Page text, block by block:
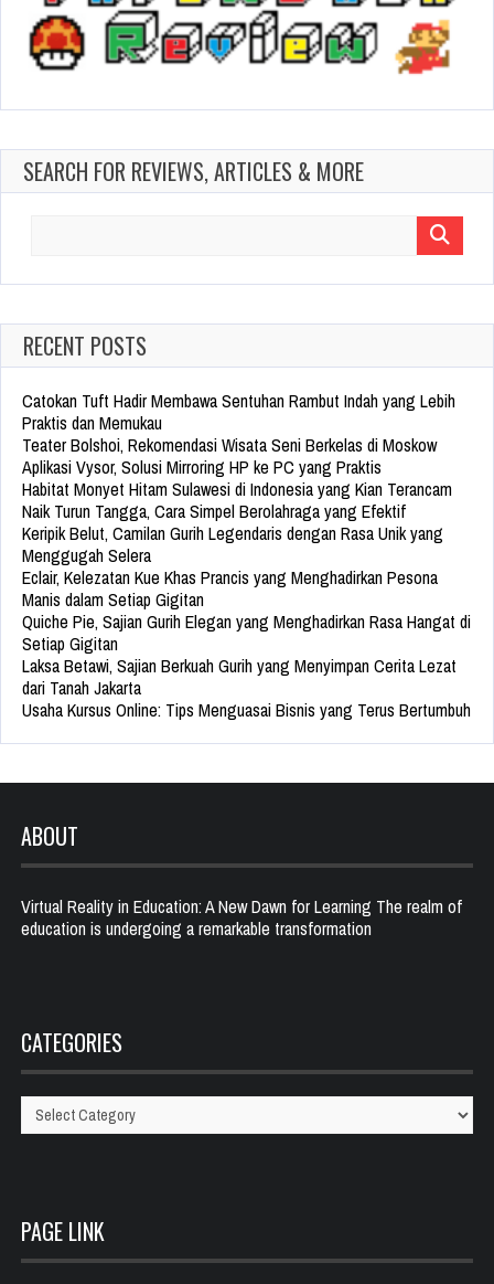
SEARCH FOR REVIEWS, ARTICLES & MORE
RECENT POSTS
Catokan Tuft Hadir Membawa Sentuhan Rambut Indah yang Lebih
Praktis dan Memukau
Teater Bolshoi, Rekomendasi Wisata Seni Berkelas di Moskow
Aplikasi Vysor, Solusi Mirroring HP ke PC yang Praktis
Habitat Monyet Hitam Sulawesi di Indonesia yang Kian Terancam
Naik Turun Tangga, Cara Simpel Berolahraga yang Efektif
Keripik Belut, Camilan Gurih Legendaris dengan Rasa Unik yang
Menggugah Selera
Eclair, Kelezatan Kue Khas Prancis yang Menghadirkan Pesona
Manis dalam Setiap Gigitan
Quiche Pie, Sajian Gurih Elegan yang Menghadirkan Rasa Hangat di
Setiap Gigitan
Laksa Betawi, Sajian Berkuah Gurih yang Menyimpan Cerita Lezat
dari Tanah Jakarta
Usaha Kursus Online: Tips Menguasai Bisnis yang Terus Bertumbuh
ABOUT
Virtual Reality in Education: A New Dawn for Learning The realm of
education is undergoing a remarkable transformation
CATEGORIES
Categories
PAGE LINK